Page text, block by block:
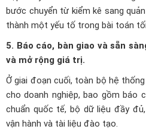
bước chuyển từ kiểm kê sang
thành một yếu tố trong bài toán
5. Báo cáo, bàn giao và sẵn
và mở rộng giá trị.
Ở giai đoạn cuối, toàn bộ hệ
cho doanh nghiệp, bao gồm báo
chuẩn quốc tế, bộ dữ liệu đầy
vận hành và tài liệu đào tạo.